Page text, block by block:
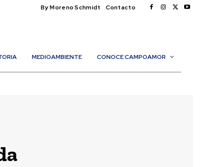
By Moreno Schmidt Contacto
MEDIOAMBIENTE CONOCE CAMPOAMOR